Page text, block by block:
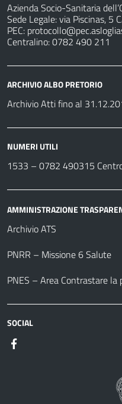
Azienda Socio-Sanitaria
Sede Legale: via Piscinas, 5
PEC:
Centralino: 0782 490 211
ARCHIVIO ALBO PRETORIO
Archivio Atti fino al
NUMERI UTILI
1533 – 0782 490315
AMMINISTRAZIONE
Archivio ATS
PNRR – Missione 6 Salute
PNES – Area Contrastare
SOCIAL